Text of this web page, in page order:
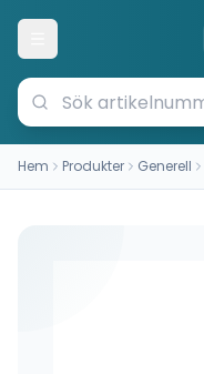
Öppna meny
Hem Produkter Generell